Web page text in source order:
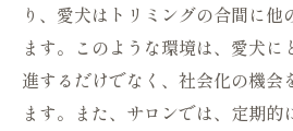
り、愛犬はトリミングの合間に他
ます。このような環境は、愛犬に
進するだけでなく、社会化の機会
ます。また、サロンでは、定期的